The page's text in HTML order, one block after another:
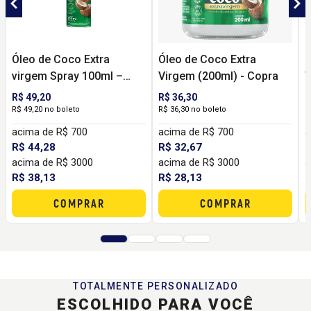
Óleo de Coco Extra
virgem Spray 100ml –
Copra | Praticidade, sabor
e saúde
R$ 49,20
R$ 49,20 no boleto
acima de R$ 700
R$ 44,28
acima de R$ 3000
R$ 38,13
COMPRAR
Óleo de Coco Extra
Virgem (200ml) - Copra
R$ 36,30
R$ 36,30 no boleto
acima de R$ 700
R$ 32,67
acima de R$ 3000
R$ 28,13
COMPRAR
TOTALMENTE PERSONALIZADO
ESCOLHIDO PARA VOCÊ